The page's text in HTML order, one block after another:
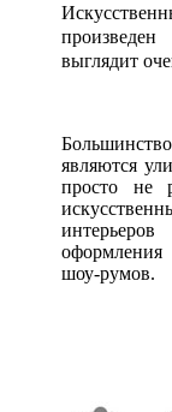
выглядит
являются
просто не
шоу-румов.